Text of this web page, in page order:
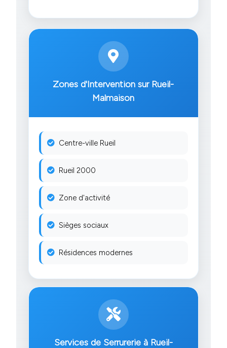
Zones d'Intervention sur Rueil-
Malmaison
Centre-ville Rueil
Rueil 2000
Zone d'activité
Sièges sociaux
Résidences modernes
Services de Serrurerie à Rueil-